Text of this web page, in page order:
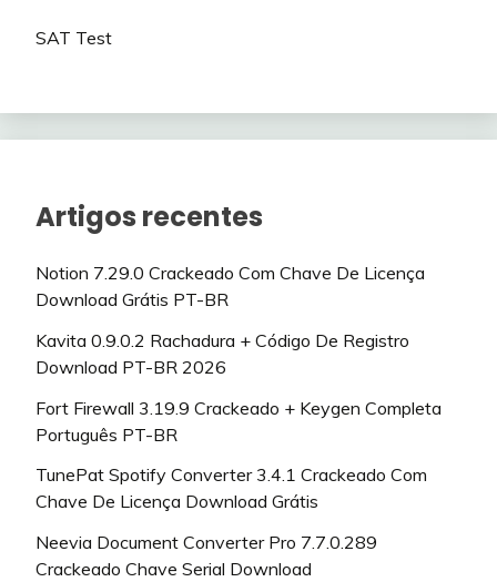
SAT Test
Artigos recentes
Notion 7.29.0 Crackeado Com Chave De Licença
Download Grátis PT-BR
Kavita 0.9.0.2 Rachadura + Código De Registro
Download PT-BR 2026
Fort Firewall 3.19.9 Crackeado + Keygen Completa
Português PT-BR
TunePat Spotify Converter 3.4.1 Crackeado Com
Chave De Licença Download Grátis
Neevia Document Converter Pro 7.7.0.289
Crackeado Chave Serial Download